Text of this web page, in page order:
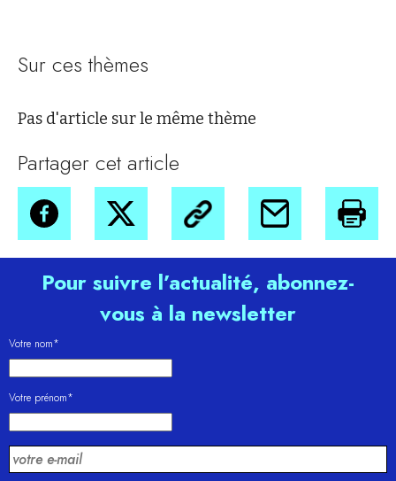
Sur ces thèmes
Pas d'article sur le même thème
Partager cet article
Pour suivre l’actualité, abonnez-
vous à la newsletter
Votre nom*
Votre prénom*